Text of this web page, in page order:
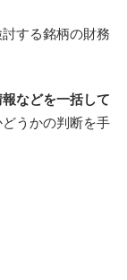
する銘柄の財務
などを一括して
うかの判断を手